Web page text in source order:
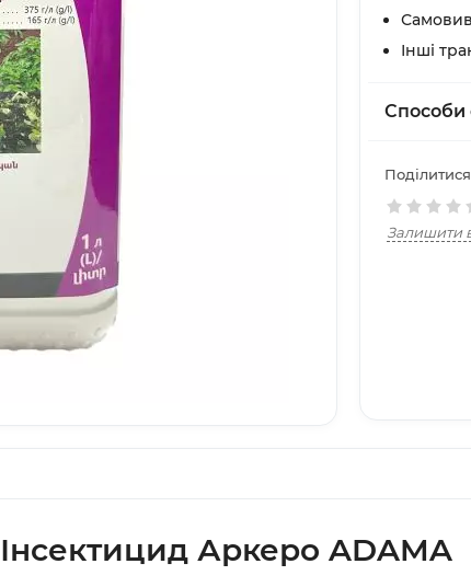
Інші
Способи
Залишити
Інсектицид Аркеро ADAMA